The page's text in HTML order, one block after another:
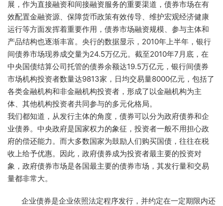
展，作为直接融资和间接融资服务的重要渠道，债券市场在有
效配置金融资源、保障货币政策有效传导、维护宏观经济健康
运行等方面发挥着重要作用，债券市场融资规模、参与主体和
产品结构也逐渐丰富。央行的数据显示，2010年上半年，银行
间债券市场现券成交量为24.5万亿元。截至2010年7月底，在
中央国债结算公司托管的债券余额达19.5万亿元，银行间债券
市场机构投资者数量达9813家，日均交易量8000亿元，包括了
各类金融机构和非金融机构投资者，形成了以金融机构为主
体、其他机构投资者共同参与的多元化格局。
我们都知道，从发行主体的角度，债券可以分为政府债券和企
业债券。中央政府是国家权力的象征，投资者一般不用担心政
府的偿还能力。而大多数国家为鼓励人们购买国债，往往在税
收上给予优惠。因此，政府债券成为投资者最主要的投资对
象，政府债券市场是各国最主要的债券市场，其发行量和交易
量都非常大。
企业债券是企业依照法定程序发行，并约定在一定期限内还